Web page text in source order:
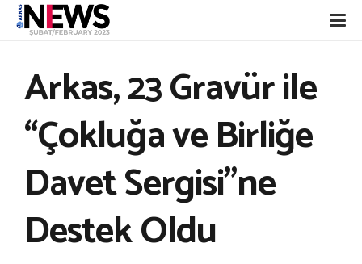
Arkas, 23 Gravür ile
“Çokluğa ve Birliğe
Davet Sergisi”ne
Destek Oldu